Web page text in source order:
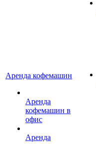
Аренда кофемашин
Аренда
кофемашин в
офис
Аренда